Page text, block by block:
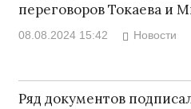
переговоров Токаева и
08.08.2024 15:42 Новости
Ряд документов